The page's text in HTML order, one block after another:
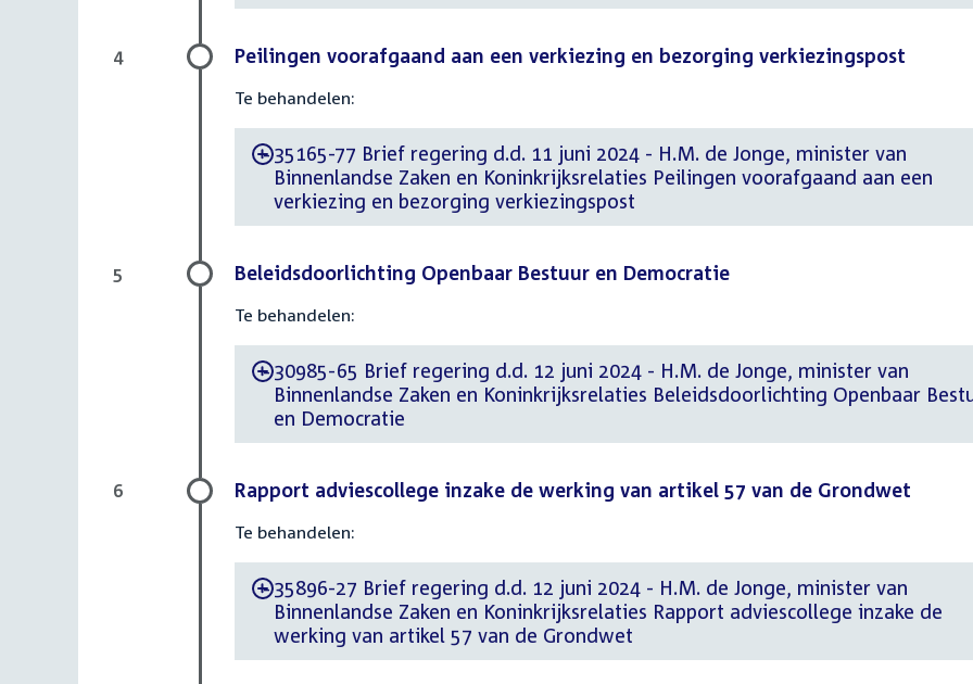
Peilingen voorafgaand aan een verkiezing en bezorging verkiezingspost
Te behandelen:
-35165-77 Brief regering d.d. 11 juni 2024 - H.M. de Jonge, minister van
Binnenlandse Zaken en Koninkrijksrelaties Peilingen voorafgaand aan een
verkiezing en bezorging verkiezingspost
4
Beleidsdoorlichting Openbaar Bestuur en Democratie
Te behandelen:
-30985-65 Brief regering d.d. 12 juni 2024 - H.M. de Jonge, minister van
Binnenlandse Zaken en Koninkrijksrelaties Beleidsdoorlichting Openbaar
en Democratie
5
Rapport adviescollege inzake de werking van artikel 57 van de Grondwet
Te behandelen:
-35896-27 Brief regering d.d. 12 juni 2024 - H.M. de Jonge, minister van
Binnenlandse Zaken en Koninkrijksrelaties Rapport adviescollege inzake de
werking van artikel 57 van de Grondwet
6